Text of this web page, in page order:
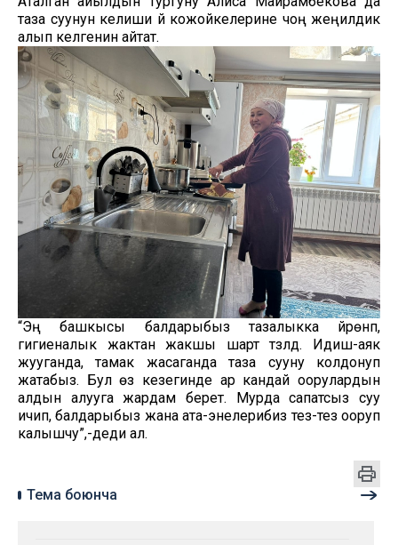
таза суунун келиши үй кожойкелерине чоң жеңилдик
алып келгенин айтат.
“Эң башкысы балдарыбыз тазалыкка үйрөнүп,
гигиеналык жактан жакшы шарт түзүлдү. Идиш-аяк
жууганда, тамак жасаганда таза сууну колдонуп
жатабыз. Бул өз кезегинде ар кандай оорулардын
алдын алууга жардам берет. Мурда сапатсыз суу
ичип, балдарыбыз жана ата-энелерибиз тез-тез ооруп
калышчу”,-деди ал.
Тема боюнча